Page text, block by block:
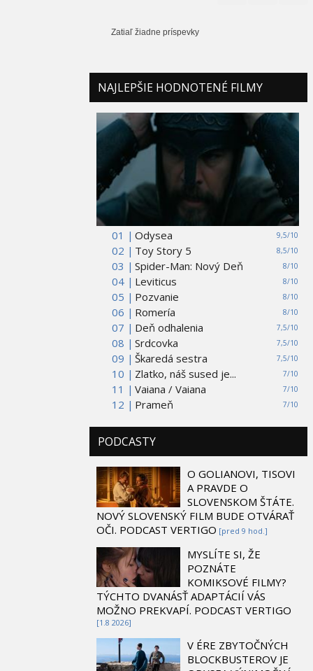
Zatiaľ žiadne príspevky
NAJLEPŠIE HODNOTENÉ FILMY
01 | 9,5/10
Odysea
02 |
8,5/10
Toy Story 5
03 |
8/10
Spider-Man: Nový Deň
04 |
8/10
Leviticus
05 |
8/10
Pozvanie
06 |
8/10
Romería
07 |
7,5/10
Deň odhalenia
08 |
7,5/10
Srdcovka
09 |
7,5/10
Škaredá sestra
10 |
7/10
Zlatko, náš sused je...
11 |
7/10
Vaiana / Vaiana
12 |
7/10
Prameň
PODCASTY
O GOLIANOVI, TISOVI
A PRAVDE O
SLOVENSKOM ŠTÁTE.
NOVÝ SLOVENSKÝ FILM BUDE OTVÁRAŤ
OČI. PODCAST VERTIGO [pred 9 hod.]
MYSLÍTE SI, ŽE
POZNÁTE
KOMIKSOVÉ FILMY?
TÝCHTO DVANÁSŤ ADAPTÁCIÍ VÁS
MOŽNO PREKVAPÍ. PODCAST VERTIGO
[1.8 2026]
V ÉRE ZBYTOČNÝCH
BLOCKBUSTEROV JE